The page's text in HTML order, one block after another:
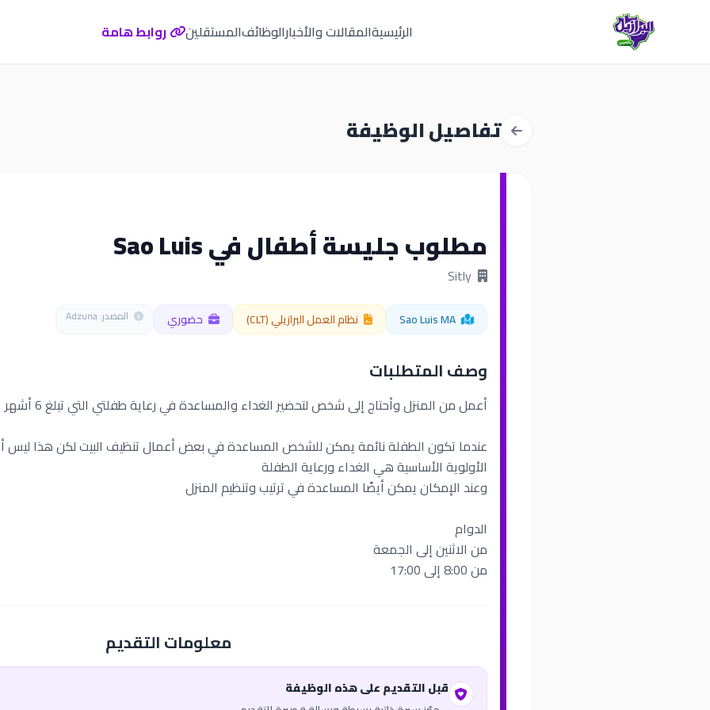
الرئيسيةالمقالات والأخبارالوظائفالمستقلين روابط هامة
تفاصيل الوظيفة
مطلوب جليسة أطفال في Sao Luis
نظام العمل البرازيلي (CLT) حضوري المصدر: Adzuna
وصف المتطلبات
أعمل من المنزل وأحتاج إلى شخص لتحضير الغداء والمساعدة في رعاية طفلتي التي تبلغ 6 أشهر
عندما تكون الطفلة نائمة يمكن للشخص المساعدة في بعض أعمال تنظيف البيت لكن هذا ليس
الأولوية الأساسية هي الغداء ورعاية الطفلة
وعند الإمكان يمكن أيضًا المساعدة في ترتيب وتنظيم المنزل
الدوام
من الاثنين إلى الجمعة
من 8:00 إلى 17:00
معلومات التقديم
قبل التقديم على هذه الوظيفة